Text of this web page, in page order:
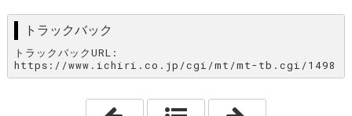
トラックバック
トラックバックURL:
https://www.ichiri.co.jp/cgi/mt/mt-tb.cgi/1498
「あなたの家づくりは不動産屋(土地)か